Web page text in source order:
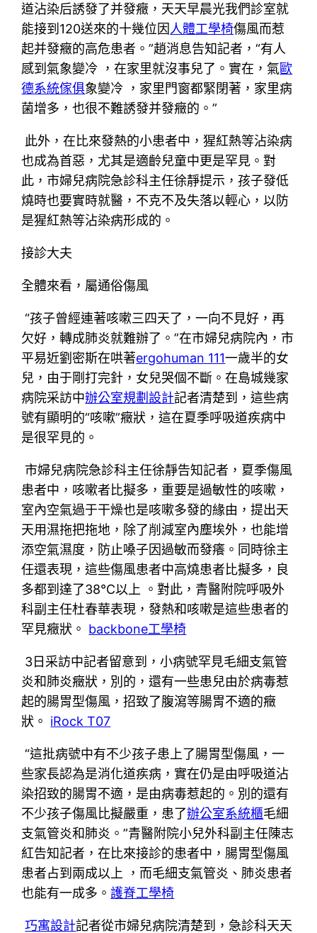
道沾染后誘發了并發癥，天天早晨光我們診室就
能接到120送來的十幾位因人體工學椅傷風而惹
起并發癥的高危患者。”趙消息告知記者，“有人
感到氣象變冷 ，在家里就沒事兒了。實在，氣歐
德系統傢俱象變冷 ，家里門窗都緊閉著，家里病
菌增多，也很不難誘發并發癥的。”
此外，在比來發熱的小患者中，猩紅熱等沾染病
也成為首惡，尤其是適齡兒童中更是罕見。對
此，市婦兒病院急診科主任徐靜提示，孩子發低
燒時也要實時就醫，不克不及失落以輕心，以防
是猩紅熱等沾染病形成的。
接診大夫
全體來看，屬通俗傷風
“孩子曾經連著咳嗽三四天了，一向不見好，再
欠好，轉成肺炎就難辦了。”在市婦兒病院內，市
平易近劉密斯在哄著ergohuman 111一歲半的女
兒，由于剛打完針，女兒哭個不斷。在島城幾家
病院采訪中辦公室規劃設計記者清楚到，這些病
號有顯明的“咳嗽”癥狀，這在夏季呼吸道疾病中
是很罕見的。
市婦兒病院急診科主任徐靜告知記者，夏季傷風
患者中，咳嗽者比擬多，重要是過敏性的咳嗽，
室內空氣過于干燥也是咳嗽多發的緣由，提出天
天用濕拖把拖地，除了削減室內塵埃外，也能增
添空氣濕度，防止嗓子因過敏而發癢。同時徐主
任還表現，這些傷風患者中高燒患者比擬多，良
多都到達了38℃以上 。對此，青醫附院呼吸外
科副主任杜春華表現，發熱和咳嗽是這些患者的
罕見癥狀。 backbone工學椅
3日采訪中記者留意到，小病號罕見毛細支氣管
炎和肺炎癥狀，別的，還有一些患兒由於病毒惹
起的腸胃型傷風，招致了腹瀉等腸胃不適的癥
狀。 iRock T07
“這批病號中有不少孩子患上了腸胃型傷風，一
些家長認為是消化道疾病，實在仍是由呼吸道沾
染招致的腸胃不適，是由病毒惹起的。別的還有
不少孩子傷風比擬嚴重，患了辦公室系統櫃毛細
支氣管炎和肺炎。”青醫附院小兒外科副主任陳志
紅告知記者，在比來接診的患者中，腸胃型傷風
患者占到兩成以上 ，而毛細支氣管炎、肺炎患者
也能有一成多。護脊工學椅
巧寓設計記者從市婦兒病院清楚到，急診科天天